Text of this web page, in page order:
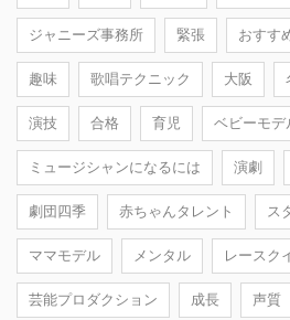
ジャニーズ事務所 緊張 おすす
趣味 歌唱テクニック 大阪
演技 合格 育児 ベビーモデ
ミュージシャンになるには 演劇
劇団四季 赤ちゃんタレント ス
ママモデル メンタル レースク
芸能プロダクション 成長 声質